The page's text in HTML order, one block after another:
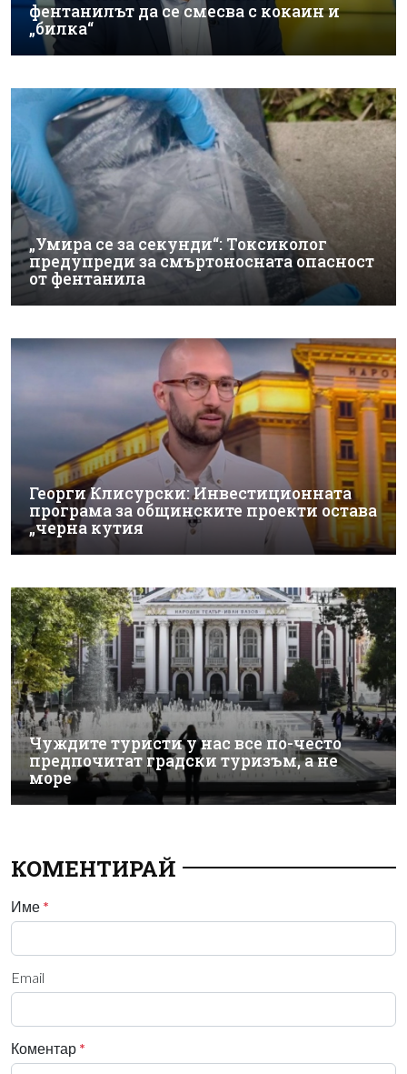
фентанилът да се смесва с кокаин и
„билка“
„Умира се за секунди“: Токсиколог
предупреди за смъртоносната опасност
от фентанила
Георги Клисурски: Инвестиционната
програма за общинските проекти остава
„черна кутия
Чуждите туристи у нас все по-често
предпочитат градски туризъм, а не
море
КОМЕНТИРАЙ
Име *
Email
Коментар *